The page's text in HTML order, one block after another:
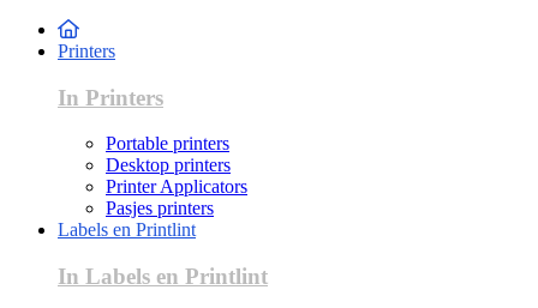
Printers
In Printers
Portable printers
Desktop printers
Printer Applicators
Pasjes printers
Labels en Printlint
In Labels en Printlint